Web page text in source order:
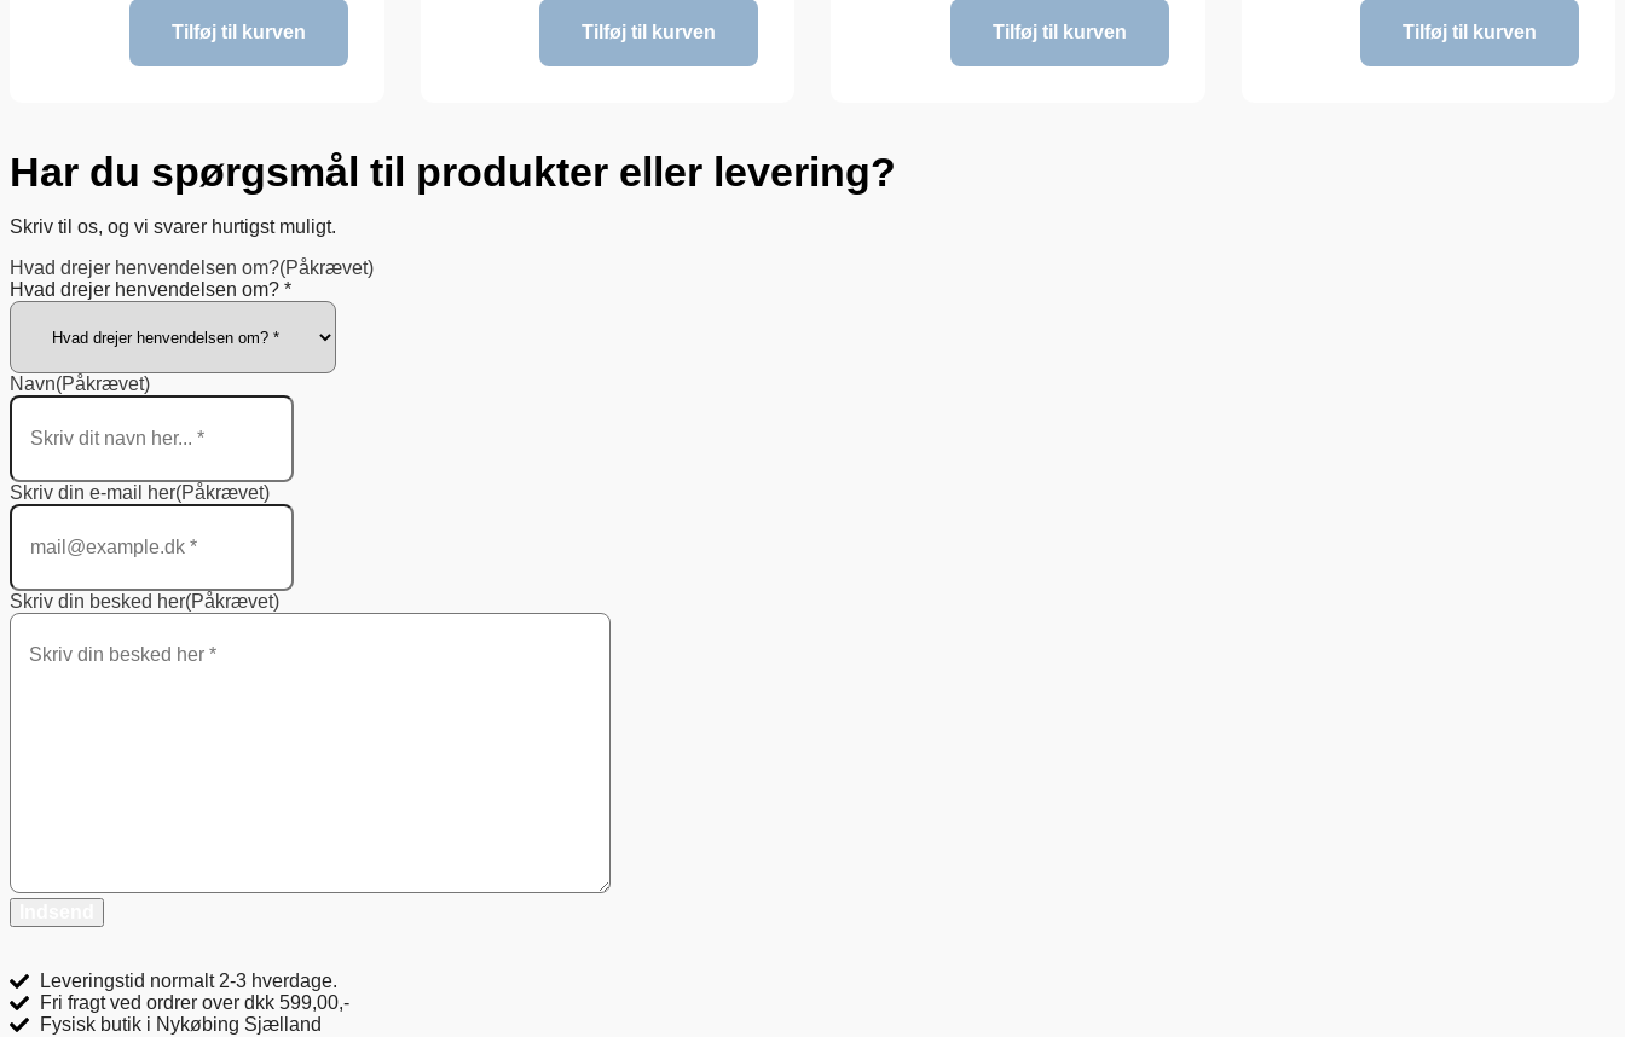
Tilføj til kurven Tilføj til kurven Tilføj til kurven Tilføj til kurven
Har du spørgsmål til produkter eller levering?
Skriv til os, og vi svarer hurtigst muligt.
Hvad drejer henvendelsen om?(Påkrævet)
Hvad drejer henvendelsen om? *
Navn(Påkrævet)
Skriv din e-mail her(Påkrævet)
Skriv din besked her(Påkrævet)
Leveringstid normalt 2-3 hverdage.
Fri fragt ved ordrer over dkk 599,00,-
Fysisk butik i Nykøbing Sjælland